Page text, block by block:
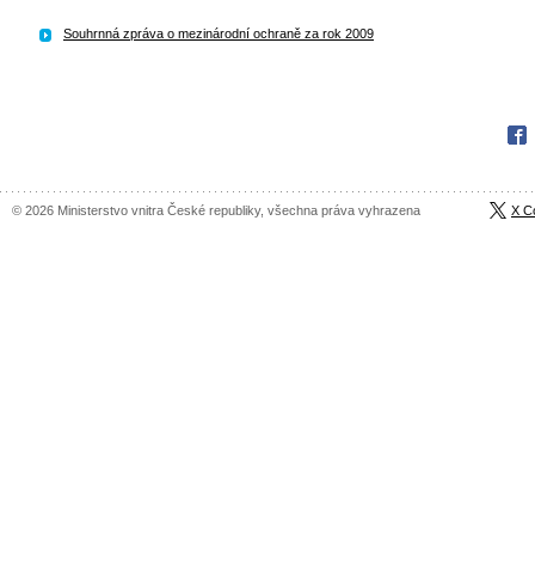
Souhrnná zpráva o mezinárodní ochraně za rok 2009
© 2026 Ministerstvo vnitra České republiky, všechna práva vyhrazena X